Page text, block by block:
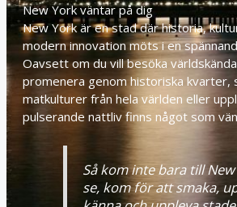
New York väntar på dig
New York är en stad där historia,
modern innovation möts i en
Oavsett om du vill besöka
promenera genom historiska kvarter,
matkulturer från hela världen eller
pulserande nattliv finns något som
Så kom inte bara till
se, kom för att smaka,